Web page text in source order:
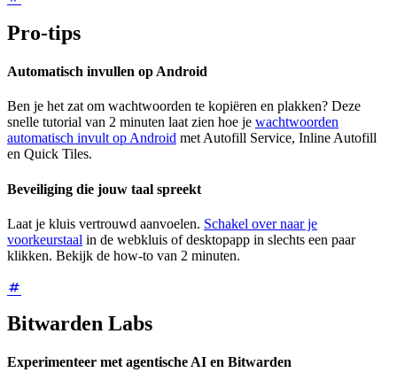
Pro-tips
Automatisch invullen op Android
Ben je het zat om wachtwoorden te kopiëren en plakken? Deze
snelle tutorial van 2 minuten laat zien hoe je wachtwoorden
automatisch invult op Android met Autofill Service, Inline Autofill
en Quick Tiles.
Beveiliging die jouw taal spreekt
Laat je kluis vertrouwd aanvoelen. Schakel over naar je
voorkeurstaal in de webkluis of desktopapp in slechts een paar
klikken. Bekijk de how-to van 2 minuten.
Bitwarden Labs
Experimenteer met agentische AI en Bitwarden